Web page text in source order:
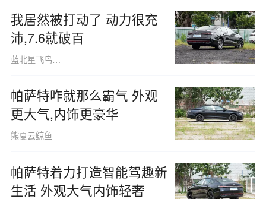
我居然被打动了 动力很充
沛,7.6就破百
蓝北星飞鸟160508
帕萨特咋就那么霸气 外观
更大气,内饰更豪华
熊夏云鲸鱼
帕萨特着力打造智能驾趣新
生活 外观大气内饰轻奢